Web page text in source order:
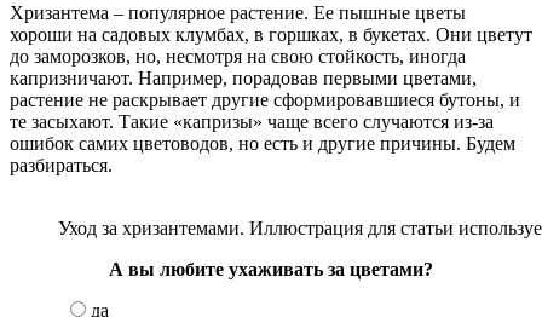
Хризантема – популярное растение. Ее пышные цветы
хороши на садовых клумбах, в горшках, в букетах. Они цветут
до заморозков, но, несмотря на свою стойкость, иногда
капризничают. Например, порадовав первыми цветами,
растение не раскрывает другие сформировавшиеся бутоны, и
те засыхают. Такие «капризы» чаще всего случаются из-за
ошибок самих цветоводов, но есть и другие причины. Будем
разбираться.
Уход за хризантемами. Иллюстрация для статьи
А вы любите ухаживать за цветами?
да